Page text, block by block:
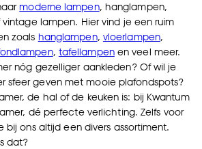
moderne lampen, hanglampen,
lampen. Hier vind je een ruim
zoals hanglampen, vloerlampen,
, tafellampenen veel meer.
nóg gezelliger aankleden? Of wil je
sfeer geven met mooie plafondspots?
de hal of de keuken is: bij Kwantum
dé perfecte verlichting. Zelfs voor
bij ons altijd een divers assortiment.
dat?